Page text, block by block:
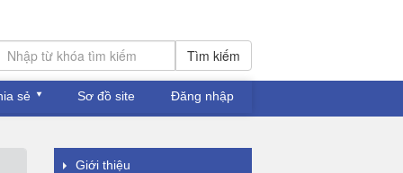
Tìm kiếm
sẻ Sơ đồ site Đăng nhập
Giới thiệu